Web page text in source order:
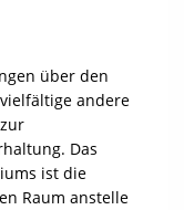
über den
andere
Das
ist die
Raum anstelle